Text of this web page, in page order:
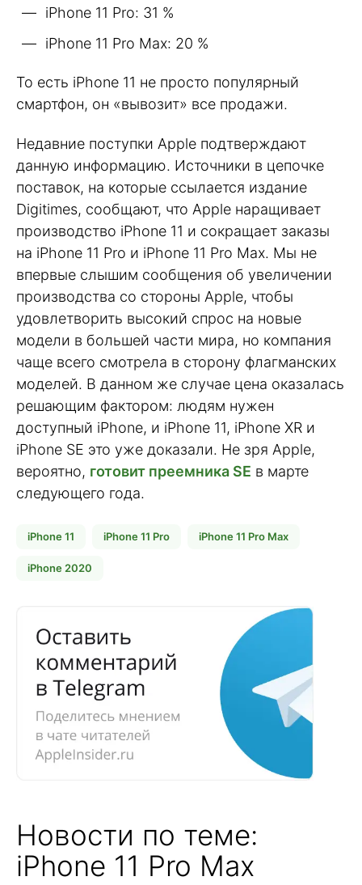
iPhone 11 Pro: 31 %
iPhone 11 Pro Max: 20 %
То есть iPhone 11 не просто популярный
смартфон, он «вывозит» все продажи.
Недавние поступки Apple подтверждают
данную информацию. Источники в цепочке
поставок, на которые ссылается издание
Digitimes, сообщают, что Apple наращивает
производство iPhone 11 и сокращает заказы
на iPhone 11 Pro и iPhone 11 Pro Max. Мы не
впервые слышим сообщения об увеличении
производства со стороны Apple, чтобы
удовлетворить высокий спрос на новые
модели в большей части мира, но компания
чаще всего смотрела в сторону флагманских
моделей. В данном же случае цена оказалась
решающим фактором: людям нужен
доступный iPhone, и iPhone 11, iPhone XR и
iPhone SE это уже доказали. Не зря Apple,
вероятно, готовит преемника SE в марте
следующего года.
iPhone 11 iPhone 11 Pro iPhone 11 Pro Max
iPhone 2020
Новости по теме:
iPhone 11 Pro Max